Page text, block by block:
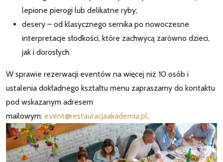
lepione pierogi lub delikatne ryby;
desery – od klasycznego sernika po nowoczesne
interpretacje słodkości, które zachwycą zarówno dzieci,
jak i dorosłych.
W sprawie rezerwacji eventów na więcej niż 10 osób i
ustalenia dokładnego kształtu menu zapraszamy do kontaktu
pod wskazanym adresem
mailowym: event@restauracjaakademia.pl.